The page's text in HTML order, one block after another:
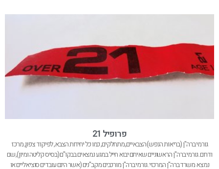
פרופיל 21
גורמי ברה"ן (בריאות הנפש) הצבאיים, מתחלקים, כמו כל יחידות הצבא, לפיקוד צפון, מרכז
ודרום. גורמי ברה"ן הראשוניים שאיתם יבוא חייל במגע נמצאים בבקו"ם (בסיס קליטה ומיון), שם
נמצא משרד ברה"ן המרכזי. גורמי ברה"ן מורכבים מקב"נים (אשר הינם עובדים סוציאליים או